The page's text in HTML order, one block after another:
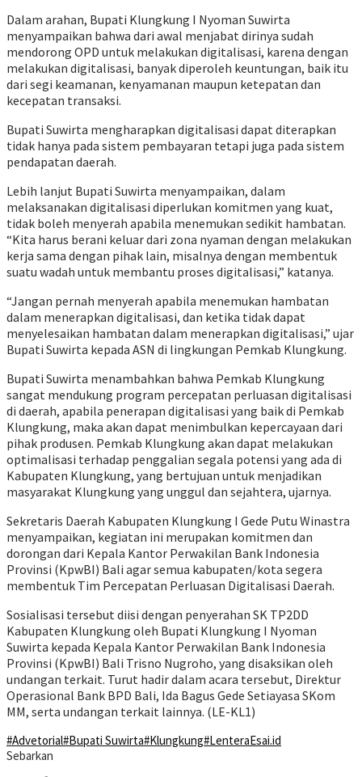
Dalam arahan, Bupati Klungkung I Nyoman Suwirta
menyampaikan bahwa dari awal menjabat dirinya sudah
mendorong OPD untuk melakukan digitalisasi, karena dengan
melakukan digitalisasi, banyak diperoleh keuntungan, baik itu
dari segi keamanan, kenyamanan maupun ketepatan dan
kecepatan transaksi.
Bupati Suwirta mengharapkan digitalisasi dapat diterapkan
tidak hanya pada sistem pembayaran tetapi juga pada sistem
pendapatan daerah.
Lebih lanjut Bupati Suwirta menyampaikan, dalam
melaksanakan digitalisasi diperlukan komitmen yang kuat,
tidak boleh menyerah apabila menemukan sedikit hambatan.
“Kita harus berani keluar dari zona nyaman dengan melakukan
kerja sama dengan pihak lain, misalnya dengan membentuk
suatu wadah untuk membantu proses digitalisasi,” katanya.
“Jangan pernah menyerah apabila menemukan hambatan
dalam menerapkan digitalisasi, dan ketika tidak dapat
menyelesaikan hambatan dalam menerapkan digitalisasi,” ujar
Bupati Suwirta kepada ASN di lingkungan Pemkab Klungkung.
Bupati Suwirta menambahkan bahwa Pemkab Klungkung
sangat mendukung program percepatan perluasan digitalisasi
di daerah, apabila penerapan digitalisasi yang baik di Pemkab
Klungkung, maka akan dapat menimbulkan kepercayaan dari
pihak produsen. Pemkab Klungkung akan dapat melakukan
optimalisasi terhadap penggalian segala potensi yang ada di
Kabupaten Klungkung, yang bertujuan untuk menjadikan
masyarakat Klungkung yang unggul dan sejahtera, ujarnya.
Sekretaris Daerah Kabupaten Klungkung I Gede Putu Winastra
menyampaikan, kegiatan ini merupakan komitmen dan
dorongan dari Kepala Kantor Perwakilan Bank Indonesia
Provinsi (KpwBI) Bali agar semua kabupaten/kota segera
membentuk Tim Percepatan Perluasan Digitalisasi Daerah.
Sosialisasi tersebut diisi dengan penyerahan SK TP2DD
Kabupaten Klungkung oleh Bupati Klungkung I Nyoman
Suwirta kepada Kepala Kantor Perwakilan Bank Indonesia
Provinsi (KpwBI) Bali Trisno Nugroho, yang disaksikan oleh
undangan terkait. Turut hadir dalam acara tersebut, Direktur
Operasional Bank BPD Bali, Ida Bagus Gede Setiayasa SKom
MM, serta undangan terkait lainnya. (LE-KL1)
#Advetorial#Bupati Suwirta#Klungkung#LenteraEsai.id
Sebarkan